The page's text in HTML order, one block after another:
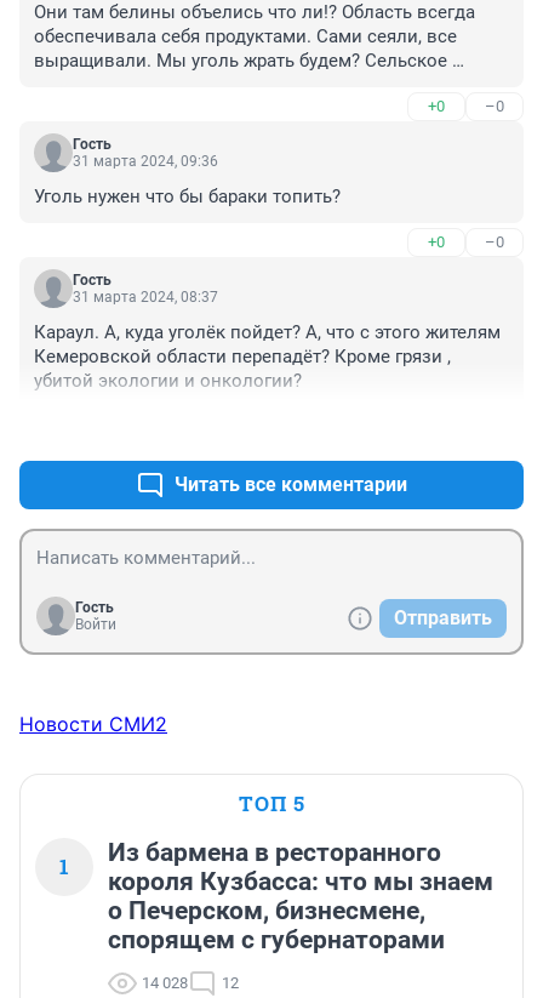
Они там белины объелись что ли!? Область всегда
обеспечивала себя продуктами. Сами сеяли, все
выращивали. Мы уголь жрать будем? Сельское
+0 –0
Гость
31 марта 2024, 09:36
Уголь нужен что бы бараки топить?
+0 –0
Гость
31 марта 2024, 08:37
Караул. А, куда уголёк пойдет? А, что с этого жителям
Кемеровской области перепадёт? Кроме грязи ,
убитой экологии и онкологии?
Читать все комментарии
Гость
Войти
Отправить
Новости СМИ2
ТОП 5
1
Из бармена в ресторанного
короля Кузбасса: что мы знаем
о Печерском, бизнесмене,
спорящем с губернаторами
14 028 12